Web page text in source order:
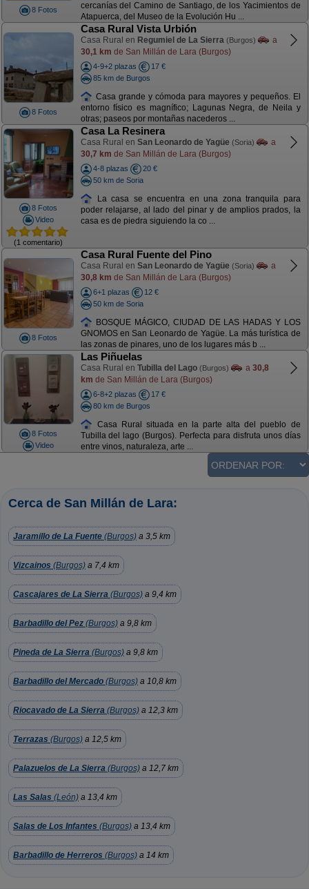
8 Fotos
cercanías del Camino de Santiago, de los Yacimientos de
Atapuerca, del Museo de la Evolución Hu ...
8 Fotos
Casa Rural Vista Urbión
Casa Rural en Regumiel de La Sierra (Burgos)
a
30,1 km de San Millán de Lara (Burgos)
4-9+2 plazas
17 €
85 km de Burgos
Casa grande y cómoda para mayores y pequeños. El
entorno físico es magnífico; Lagunas Negra, de Neila y
otras; paseos por montañas nacederos ...
8 Fotos
Video
(1 comentario)
Casa La Resinera
Casa Rural en San Leonardo de Yagüe (Soria)
a
30,7 km de San Millán de Lara (Burgos)
4-8 plazas
20 €
50 km de Soria
La casa se encuentra en una zona tranquila para
poder relajarse, al lado del pinar y de amplios prados, la
casa es de piedra siguiendo la co ...
8 Fotos
Casa Rural Fuente del Pino
Casa Rural en San Leonardo de Yagüe (Soria)
a
30,8 km de San Millán de Lara (Burgos)
6+1 plazas
12 €
50 km de Soria
BOSQUE MÁGICO, CIUDAD DE LAS HADAS Y LOS
GNOMOS en San Leonardo de Yagüe. La más turística de
las zonas de pinares, uno de los lugares más b ...
8 Fotos
Video
Las Piñuelas
Casa Rural en Tubilla del Lago (Burgos) a 30,8
km de San Millán de Lara (Burgos)
6-8+2 plazas
17 €
80 km de Burgos
Casa Rural situada en la parte alta del pueblo de
Tubilla del lago (Burgos). Perfecta para disfruta unos días
entre vinos, naturaleza, arte ...
Cerca de San Millán de Lara:
Jaramillo de La Fuente (Burgos) a 3,5 km
Vizcainos (Burgos) a 7,4 km
Cascajares de La Sierra (Burgos) a 9,4 km
Barbadillo del Pez (Burgos) a 9,8 km
Pineda de La Sierra (Burgos) a 9,8 km
Barbadillo del Mercado (Burgos) a 10,8 km
Riocavado de La Sierra (Burgos) a 12,3 km
Terrazas (Burgos) a 12,5 km
Palazuelos de La Sierra (Burgos) a 12,7 km
Las Salas (León) a 13,4 km
Salas de Los Infantes (Burgos) a 13,4 km
Barbadillo de Herreros (Burgos) a 14 km